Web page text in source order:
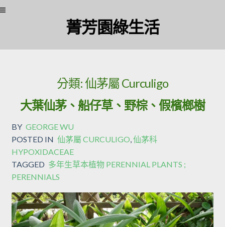
菁芳園綠生活
分類: 仙茅屬 Curculigo
大葉仙茅、船仔草、野棕、假檳榔樹
BY GEORGE WU
POSTED IN 仙茅屬 CURCULIGO,仙茅科
HYPOXIDACEAE
TAGGED 多年生草本植物 PERENNIAL PLANTS ;
PERENNIALS